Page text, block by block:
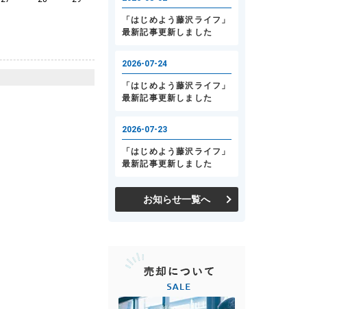
お知らせ一覧へ